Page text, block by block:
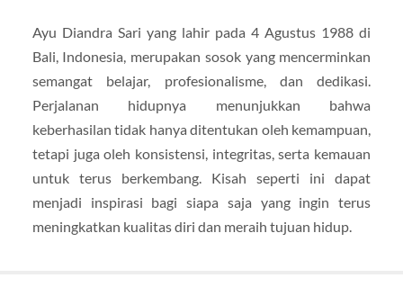
Ayu Diandra Sari yang lahir pada 4 Agustus 1988 di
Bali, Indonesia, merupakan sosok yang mencerminkan
semangat belajar, profesionalisme, dan dedikasi.
Perjalanan hidupnya menunjukkan bahwa
keberhasilan tidak hanya ditentukan oleh kemampuan,
tetapi juga oleh konsistensi, integritas, serta kemauan
untuk terus berkembang. Kisah seperti ini dapat
menjadi inspirasi bagi siapa saja yang ingin terus
meningkatkan kualitas diri dan meraih tujuan hidup.